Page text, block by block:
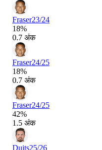
Fraser23/24
18%
0.7 अंक
Fraser24/25
18%
0.7 अंक
Fraser24/25
42%
1.5 अंक
Duits25/26